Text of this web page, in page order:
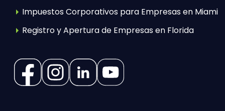
Impuestos Corporativos para Empresas en Miami
Registro y Apertura de Empresas en Florida
(Opens in a new tab)
(Opens in a new tab)
(Opens in a new tab)